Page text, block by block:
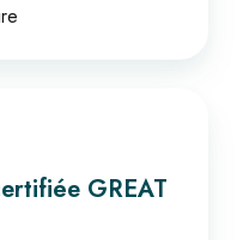
GREAT